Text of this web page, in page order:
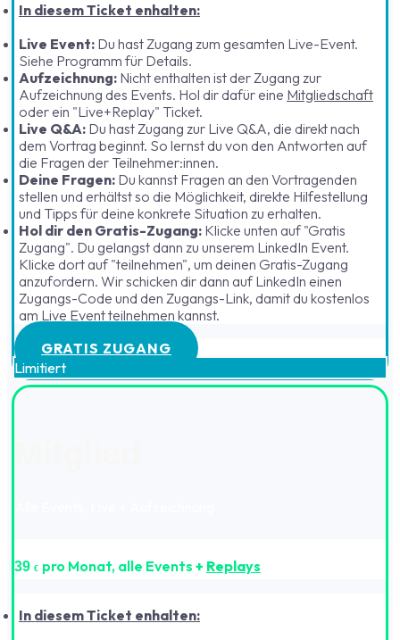
In diesem Ticket enhalten:
Live Event: Du hast Zugang zum gesamten Live-Event.
Siehe Programm für Details.
Aufzeichnung: Nicht enthalten ist der Zugang zur
Aufzeichnung des Events. Hol dir dafür eine Mitgliedschaft
oder ein "Live+Replay" Ticket.
Live Q&A: Du hast Zugang zur Live Q&A, die direkt nach
dem Vortrag beginnt. So lernst du von den Antworten auf
die Fragen der Teilnehmer:innen.
Deine Fragen: Du kannst Fragen an den Vortragenden
stellen und erhältst so die Möglichkeit, direkte Hilfestellung
und Tipps für deine konkrete Situation zu erhalten.
Hol dir den Gratis-Zugang: Klicke unten auf "Gratis
Zugang". Du gelangst dann zu unserem LinkedIn Event.
Klicke dort auf "teilnehmen", um deinen Gratis-Zugang
anzufordern. Wir schicken dir dann auf LinkedIn einen
Zugangs-Code und den Zugangs-Link, damit du kostenlos
am Live Event teilnehmen kannst.
GRATIS ZUGANG
Limitiert
39 € pro Monat, alle Events + Replays
In diesem Ticket enhalten: